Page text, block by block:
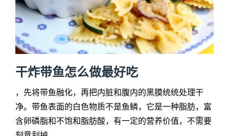
干炸带鱼怎么做最好吃
，先将带鱼融化，再把内脏和腹内的黑膜统统处理干
净。带鱼表面的白色物质不是鱼鳞，它是一种脂肪，富
含卵磷脂和不饱和脂肪酸，有一定的营养价值，不需要